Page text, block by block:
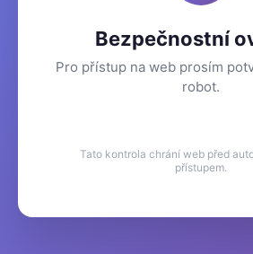
Bezpečnostní
Pro přístup na web prosím
robot.
Tato kontrola chrání web před
přístupem.